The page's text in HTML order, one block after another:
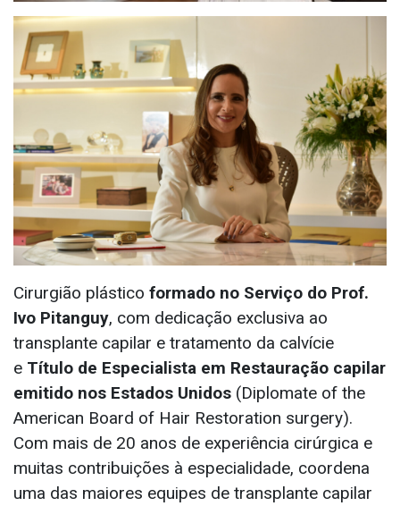
Cirurgião plástico formado no Serviço do Prof.
Ivo Pitanguy, com dedicação exclusiva ao
transplante capilar e tratamento da calvície
e Título de Especialista em Restauração capilar
emitido nos Estados Unidos (Diplomate of the
American Board of Hair Restoration surgery).
Com mais de 20 anos de experiência cirúrgica e
muitas contribuições à especialidade, coordena
uma das maiores equipes de transplante capilar